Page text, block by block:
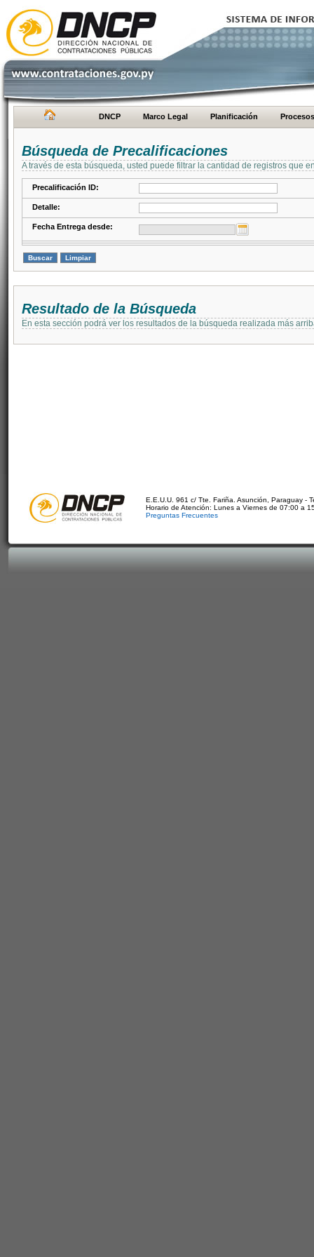
DNCP Marco Legal Planificación Procesos
Búsqueda de Precalificaciones
A través de esta búsqueda, usted puede filtrar la cantidad de registros que
Precalificación ID:
Detalle:
Fecha Entrega desde:
Resultado de la Búsqueda
En esta sección podrá ver los resultados de la búsqueda realizada más
E.E.U.U. 961 c/ Tte. Fariña. Asunción, Paraguay -
Horario de Atención: Lunes a Viernes de 07:00 a
Preguntas Frecuentes